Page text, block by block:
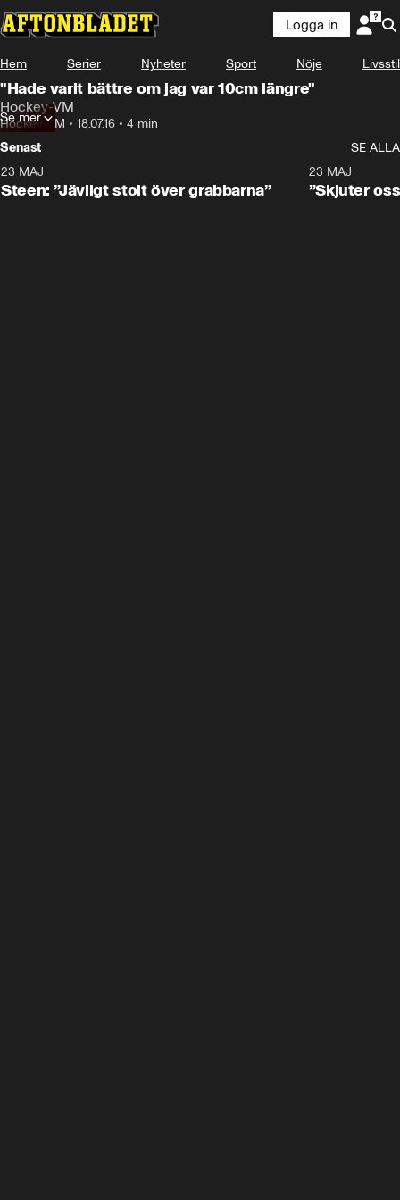
Logga in
Hem Serier Nyheter Sport Nöje Livsstil
"Hade varit bättre om jag var 10cm längre"
Hockey-VM
Hockey-VM • 18.07.16 • 4 min
Se mer
Senast
SE ALLA
23 MAJ
Steen: ”Jävligt stolt över grabbarna”
23 MAJ
”Skjuter